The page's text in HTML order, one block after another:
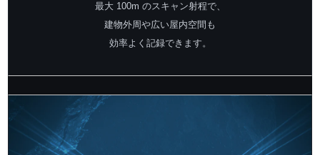
最大 100m のスキャン射程で、
建物外周や広い屋内空間も
効率よく記録できます。